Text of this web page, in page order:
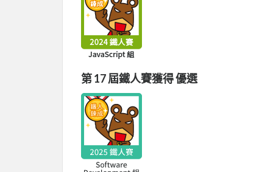
第 17 屆鐵人賽獲得 優選